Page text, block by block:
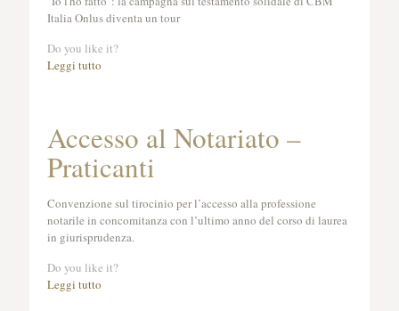
Italia Onlus diventa un tour
Do you like it?
Leggi tutto
Accesso al Notariato –
Praticanti
Convenzione sul tirocinio per l’accesso alla professione
notarile in concomitanza con l’ultimo anno del corso di laurea
in giurisprudenza.
Do you like it?
Leggi tutto